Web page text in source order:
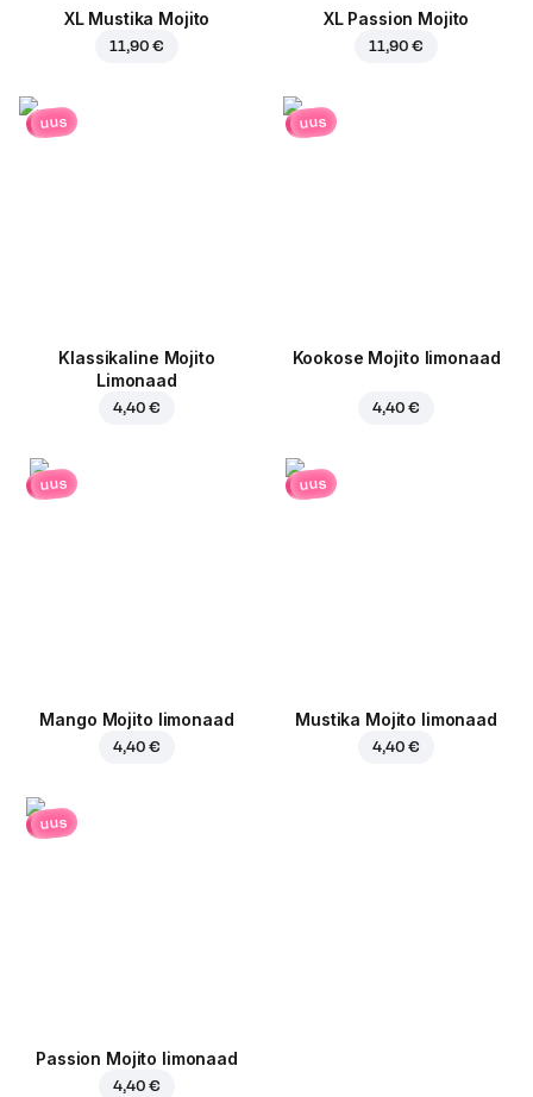
XL Mustika Mojito
11,90 €
XL Passion Mojito
11,90 €
uus
Klassikaline Mojito
Limonaad
4,40 €
uus
Kookose Mojito limonaad
4,40 €
uus
Mango Mojito limonaad
4,40 €
uus
Mustika Mojito limonaad
4,40 €
uus
Passion Mojito limonaad
4,40 €